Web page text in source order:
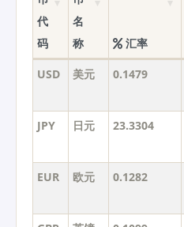
代
码
名
称
汇率
USD 美元 0.1479
JPY 日元 23.3304
EUR 欧元 0.1282